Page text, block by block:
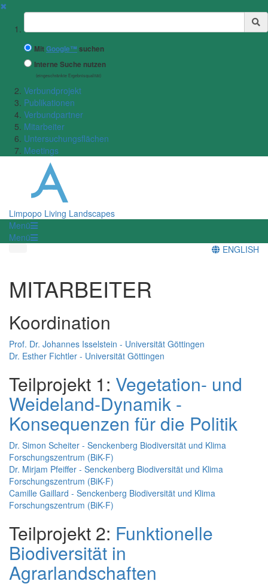
✖
Suchbegriff
MitGoogle™ suchen
Interne Suche nutzen
(eingeschränkte Ergebnisqualität)
Verbundprojekt
Publikationen
Verbundpartner
Mitarbeiter
Untersuchungsflächen
Meetings
Limpopo Living Landscapes
Menü
Menü
ENGLISH
MITARBEITER
Koordination
Prof. Dr. Johannes Isselstein - Universität Göttingen
Dr. Esther Fichtler - Universität Göttingen
Teilprojekt 1: Vegetation- und
Weideland-Dynamik -
Konsequenzen für die Politik
Dr. Simon Scheiter - Senckenberg Biodiversität und Klima
Forschungszentrum (BiK-F)
Dr. Mirjam Pfeiffer - Senckenberg Biodiversität und Klima
Forschungszentrum (BiK-F)
Camille Gaillard - Senckenberg Biodiversität und Klima
Forschungszentrum (BiK-F)
Teilprojekt 2: Funktionelle
Biodiversität in
Agrarlandschaften